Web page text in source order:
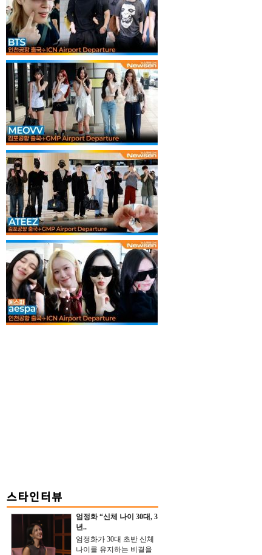
엄정화 “신체 나이 30대, 3
년..
엄정화가 30대 초반 신체
나이를 유지하는 비결을